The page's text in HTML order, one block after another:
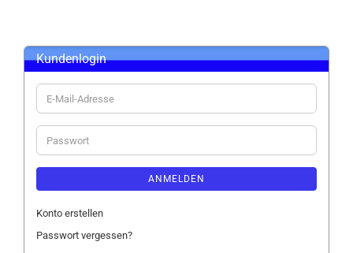
Kundenlogin
E-
Mail-
Adresse
Passwort
ANMELDEN
Konto erstellen
Passwort vergessen?